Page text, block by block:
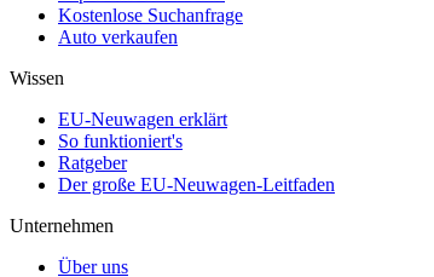
Kostenlose Suchanfrage
Auto verkaufen
Wissen
EU-Neuwagen erklärt
So funktioniert's
Ratgeber
Der große EU-Neuwagen-Leitfaden
Unternehmen
Über uns